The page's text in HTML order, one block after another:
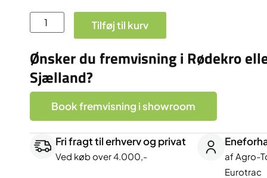
SPRSUN
inderdel
antal
Tilføj til kurv
Ønsker du fremvisning i Rødekro
Sjælland?
Book fremvisning i showroom
Fri fragt til erhverv og privat
Ved køb over 4.000,-
af Agro-
Eurotrac